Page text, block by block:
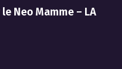
Neo Mamme – LA